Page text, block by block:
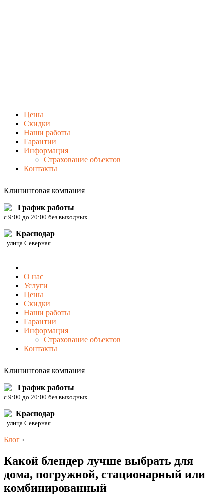
Цены
Скидки
Наши работы
Гарантии
Информация
Страхование объектов
Контакты
Клининговая компания
График работы
c 9:00 до 20:00 без выходных
Краснодар
улица Северная
О нас
Услуги
Цены
Скидки
Наши работы
Гарантии
Информация
Страхование объектов
Контакты
Клининговая компания
График работы
c 9:00 до 20:00 без выходных
Краснодар
улица Северная
Блог ›
Какой блендер лучше выбрать для
дома, погружной, стационарный или
комбинированный